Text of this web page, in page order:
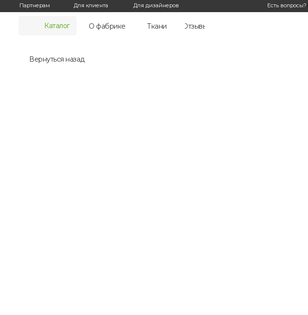
Каталог О фабрике Ткани Отзывы
Есть вопросы?
Партнерам Для клиента Для дизайнеров
Вернуться назад